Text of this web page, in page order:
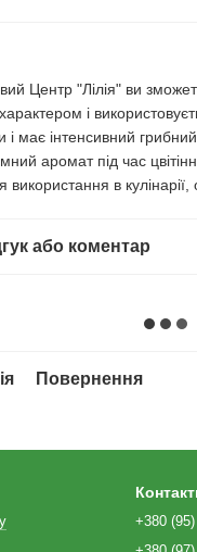
Центр "Лілія" ви
і
має інтенсивний
аромат під час
використання в
або коментар
Повернення
+380